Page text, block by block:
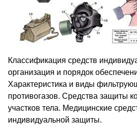
Классификация средств
организация и порядок
Характеристика и виды
противогазов. Средства защиты
участков тела. Медицинские
индивидуальной защиты.